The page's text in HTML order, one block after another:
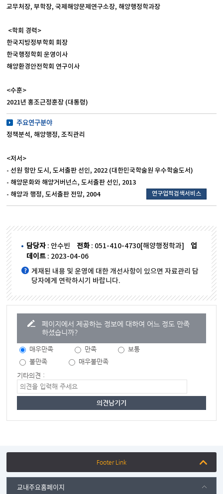
교무처장, 부학장, 국제해양문제연구소장, 해양행정학과장
<학회 경력>
한국지방정부학회 회장
한국행정학회 운영이사
해양환경안전학회 연구이사
<수훈>
2021년 홍조근정훈장 (대통령)
주요연구분야
정책분석, 해양행정, 조직관리
<저서>
- 선원 항만 도시, 도서출판 선인, 2022 (대한민국학술원 우수학술도서)
- 해양문화와 해양거버넌스, 도서출판 선인, 2013
- 해양과 행정, 도서출판 전망, 2004
연구업적검색서비스
담당자 : 안수빈 전화 : 051-410-4730[해양행정학과]
업
데이트 : 2023-04-06
게재된 내용 및 운영에 대한 개선사항이 있으면 자료관리 담
당자에게 연락하시기 바랍니다.
페이지에서 제공하는 정보에 대하여 어느 정도 만족
하셨습니까?
매우만족 만족
보통
불만족
매우불만족
기타의견 :
Footer Link
교내주요홈페이지